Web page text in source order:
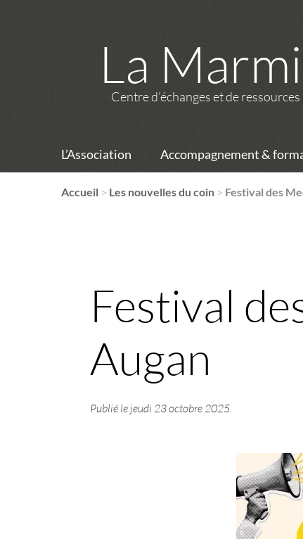
La
Centre d’échanges et de ressources
L’Association Accompagnement &
Accueil > Les nouvelles du coin > Festival des
Festival
Augan
Publié le jeudi 23 octobre 2025.